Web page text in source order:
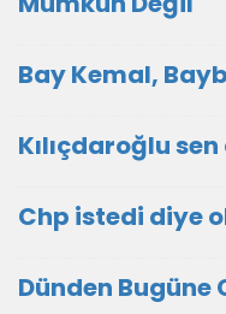
Bay Kemal,
Kılıçdaroğlu
Chp istedi diye
Dünden Bugüne